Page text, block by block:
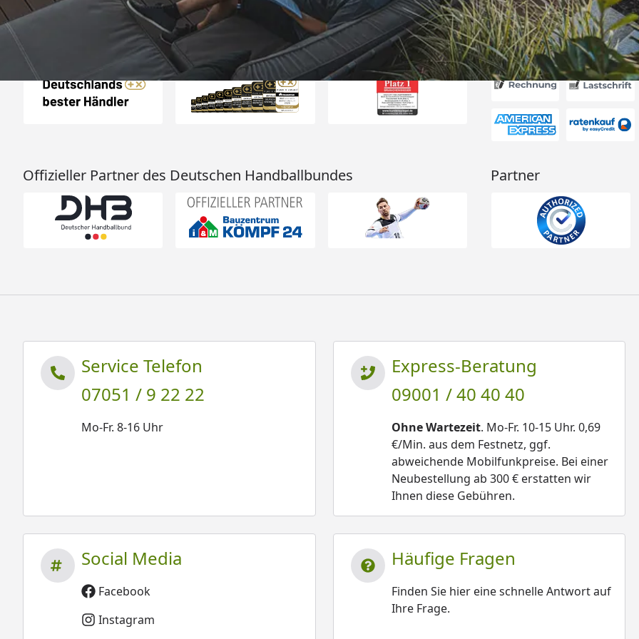
Auszeichnungen Akzeptierte
Offizieller Partner des Deutschen Handballbundes Partner
Service Telefon
07051 / 9 22 22
Mo-Fr. 8-16 Uhr
Express-Beratung
09001 / 40 40 40
Ohne Wartezeit. Mo-Fr. 10-15 Uhr. 0,69
€/Min. aus dem Festnetz, ggf.
abweichende Mobilfunkpreise. Bei einer
Neubestellung ab 300 € erstatten wir
Ihnen diese Gebühren.
Social Media
Facebook
Instagram
Häufige Fragen
Finden Sie hier eine schnelle Antwort auf
Ihre Frage.